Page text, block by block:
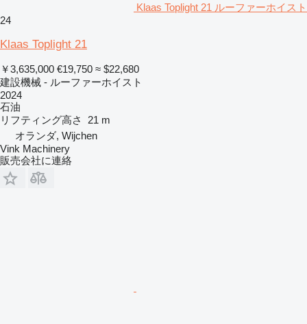
Klaas Toplight 21 ルーファーホイスト
24
Klaas Toplight 21
￥3,635,000 €19,750 ≈ $22,680
建設機械 - ルーファーホイスト
2024
石油
リフティング高さ
21 m
オランダ, Wijchen
Vink Machinery
販売会社に連絡